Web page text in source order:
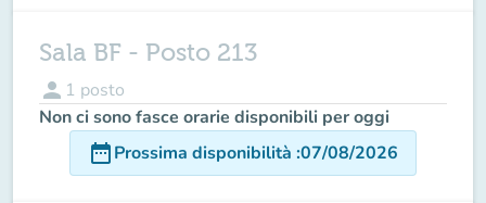
Sala BF - Posto 213
person 1 posto
Non ci sono fasce orarie disponibili per oggi
date_rangeProssima disponibilità :07/08/2026